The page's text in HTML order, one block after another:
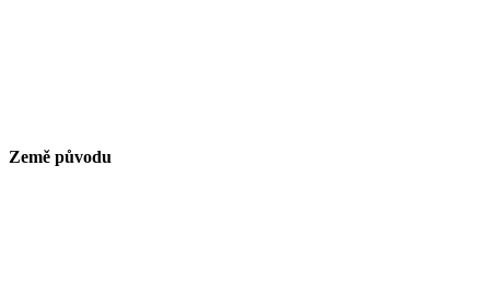
Země původu